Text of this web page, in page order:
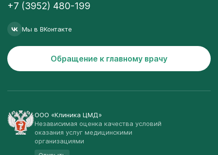
+7 (3952) 480-199
Мы в ВКонтакте
Обращение к главному врачу
ООО «Клиника ЦМД»
Независимая оценка качества условий
оказания услуг медицинскими
организациями